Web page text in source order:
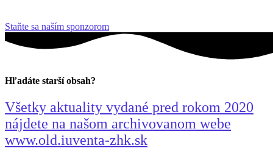
Staňte sa naším sponzorom
Hľadáte starší obsah?
Všetky aktuality vydané pred rokom 2020
nájdete na našom archivovanom webe
www.old.iuventa-zhk.sk